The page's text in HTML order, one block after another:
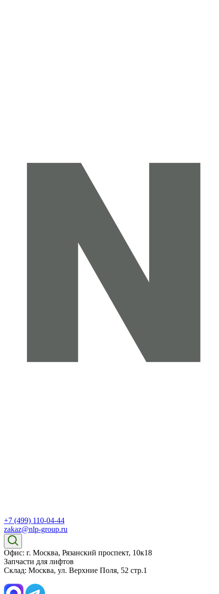
+7 (499) 110-04-44
zakaz@nlp-group.ru
Офис: г. Москва, Рязанский проспект, 10к18
Запчасти для лифтов
Склад: Москва, ул. Верхние Поля, 52 стр.1